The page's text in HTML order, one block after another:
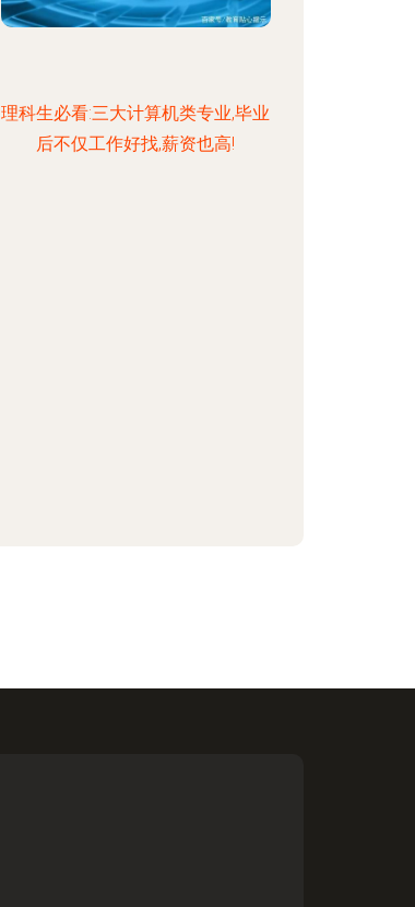
理科生必看:三大计算机类专业,毕业
后不仅工作好找,薪资也高!